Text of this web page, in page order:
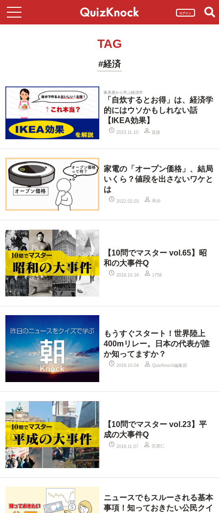
ログイン
TAG
#経済
家具屋から学ぶ経済学
「自炊するとお得」は、経済学
的にはウソかもしれない話
【IKEA効果】
2023.11.10 直路
家電の「オープン価格」、結局
いくら？値段を出さないワケと
は
2022.02.03 和歩
【10問でマスター vol.65】昭
和の大事件Q
2019.10.16 1758
もうすぐスタート！世界陸上
400mリレー。日本の代表が誰
か知ってますか？
2019.10.04 QuizKnock編集部
【10問でマスター vol.23】平
成の大事件Q
2018.11.07 宮原仁
ニュースでもスルーされる基本
事項！知っておきたい公民クイ